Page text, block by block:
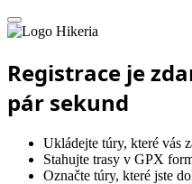
Hikeria
Registrace je
pár sekund
Ukládejte túry, které vás
Stahujte trasy v GPX
Označte túry, které jste